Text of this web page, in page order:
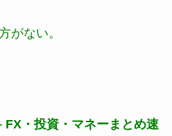
がない。
FX・投資・マネーまとめ速